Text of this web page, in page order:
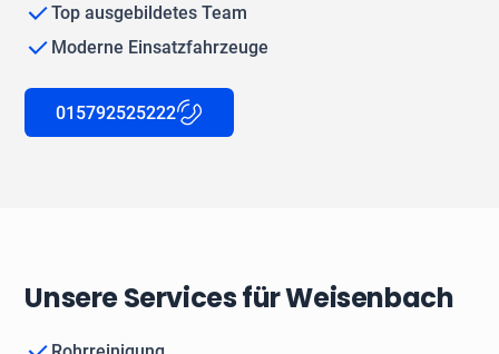
Top ausgebildetes Team
Moderne Einsatzfahrzeuge
015792525222
Unsere Services für Weisenbach